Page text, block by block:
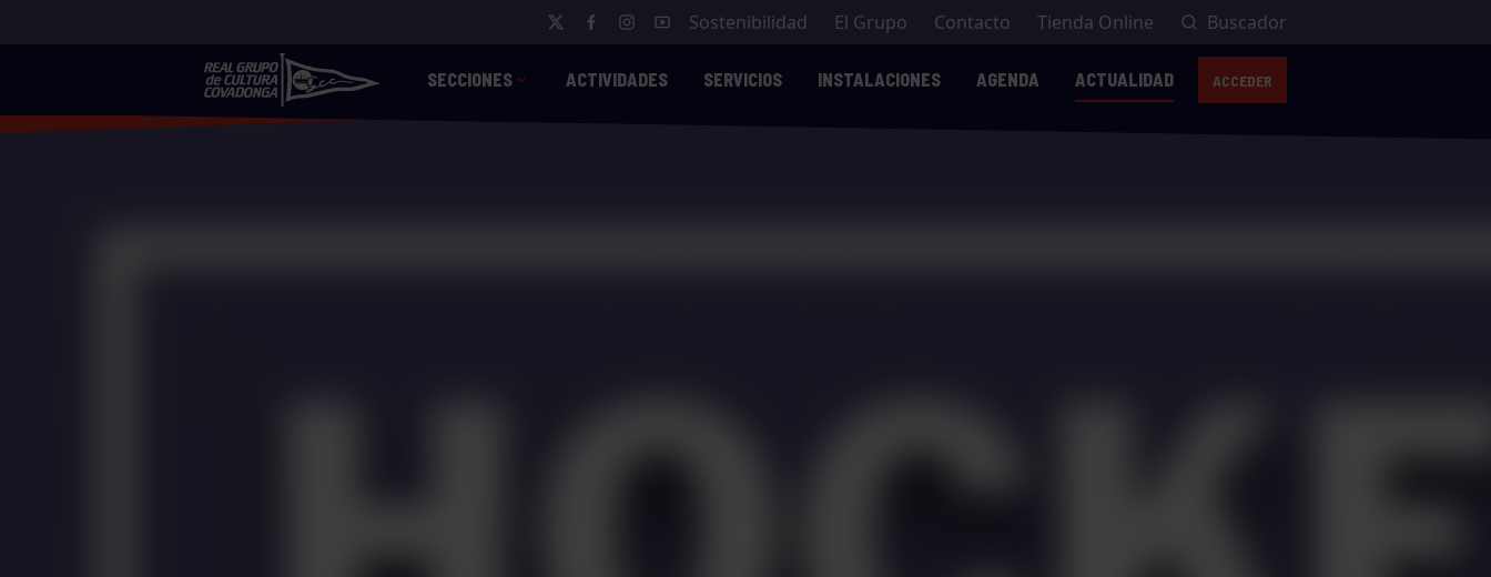
Sostenibilidad El Grupo Contacto Tienda Online Buscador
SECCIONES ACTIVIDADES SERVICIOS INSTALACIONES AGENDA ACTUALIDAD ACCEDER